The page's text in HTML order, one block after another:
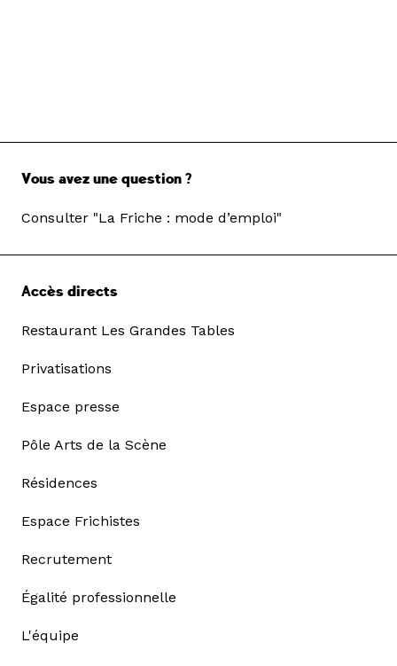
Vous avez une question ?
Consulter "La Friche : mode d’emploi"
Accès directs
Restaurant Les Grandes Tables
Privatisations
Espace presse
Pôle Arts de la Scène
Résidences
Espace Frichistes
Recrutement
Égalité professionnelle
L'équipe